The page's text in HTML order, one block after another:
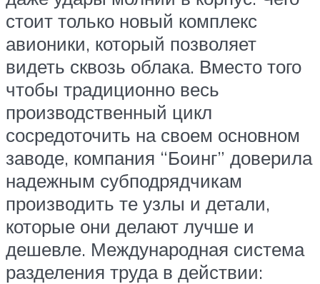
стоит только новый комплекс
авионики, который позволяет
видеть сквозь облака. Вместо того
чтобы традиционно весь
производственный цикл
сосредоточить на своем основном
заводе, компания “Боинг” доверила
надежным субподрядчикам
производить те узлы и детали,
которые они делают лучше и
дешевле. Международная система
разделения труда в действии: